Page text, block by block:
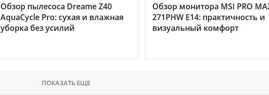
Обзор пылесоса Dreame Z40
AquaCycle Pro: сухая и влажная
уборка без усилий
Обзор монитора MSI PRO
271PHW E14: практичность и
визуальный комфорт
ПОКАЗАТЬ ЕЩЕ